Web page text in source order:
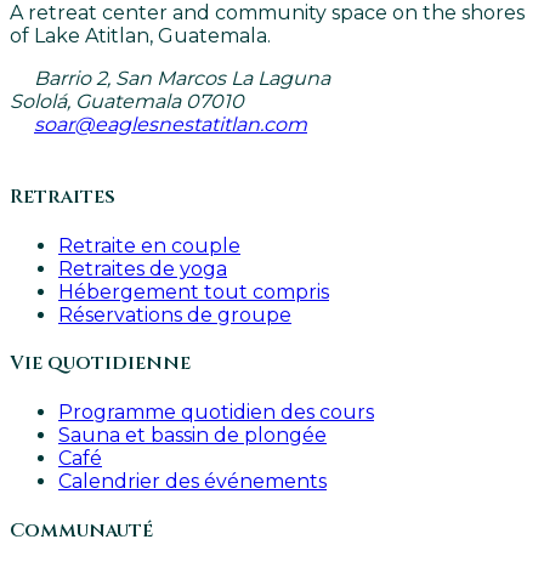
A retreat center and community space on the shores
of Lake Atitlan, Guatemala.
Barrio 2, San Marcos La Laguna
Sololá, Guatemala 07010
soar@eaglesnestatitlan.com
Retraites
Retraite en couple
Retraites de yoga
Hébergement tout compris
Réservations de groupe
Vie quotidienne
Programme quotidien des cours
Sauna et bassin de plongée
Café
Calendrier des événements
Communauté